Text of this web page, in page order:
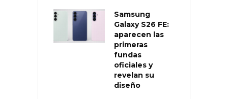
Samsung
Galaxy S26 FE:
aparecen las
primeras
fundas
oficiales y
revelan su
diseño